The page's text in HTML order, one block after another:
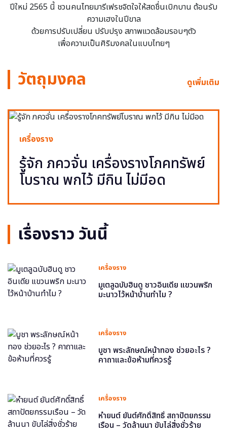
ปีใหม่ 2565 นี้ ชวนคนไทยมารีเฟรชจิตใจให้สดชื่นเบิกบาน ต้อนรับ
ความเฮงในปีขาล
ด้วยการปรับเปลี่ยน ปรับปรุง สภาพแวดล้อมรอบๆตัว
เพื่อความเป็นศิริมงคลในแบบไทยๆ
วัตถุมงคล ดูเพิ่มเติม
เครื่องราง
รู้จัก ภควจั่น เครื่องรางโภคทรัพย์
โบราณ พกไว้ มีกิน ไม่มีอด
เรื่องราว วันนี้
เครื่องราง
มูเตลูฉบับฮินดู ชาวอินเดีย แขวนพริก
มะนาวไว้หน้าบ้านทำไม ?
เครื่องราง
บูชา พระลักษณ์หน้าทอง ช่วยอะไร ?
คาถาและข้อห้ามที่ควรรู้
เครื่องราง
หำยนต์ ยันต์ศักดิ์สิทธิ์ สถาปัตยกรรม
เรือน – วัดล้านนา ขับไล่สิ่งชั่วร้าย